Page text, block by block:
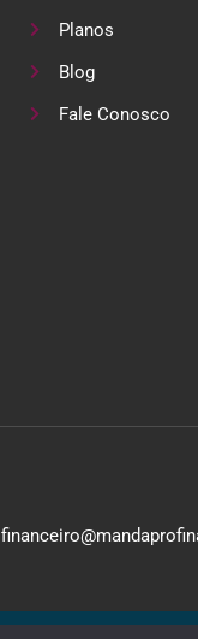
Planos
Blog
Fale Conosco